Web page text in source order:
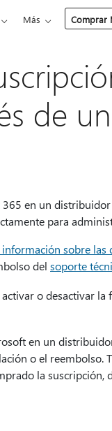
Más Comprar
de
en un
para
sobre las
del soporte
o desactivar
en un
o el
la